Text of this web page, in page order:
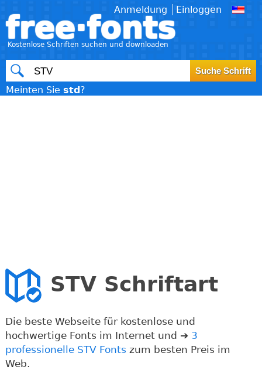
free·fonts
Kostenlose Schriften suchen und downloaden
Meinten Sie std?
Anmeldung Einloggen
STV Schriftart
Die beste Webseite für kostenlose und
hochwertige Fonts im Internet und ➔ 3
professionelle STV Fonts zum besten Preis im
Web.